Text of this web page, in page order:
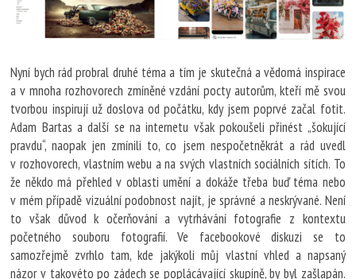
Nyní bych rád probral druhé téma a tím je skutečná a vědomá inspirace
a v mnoha rozhovorech zmíněné vzdání pocty autorům, kteří mě svou
tvorbou inspirují už doslova od počátku, kdy jsem poprvé začal fotit.
Adam Bartas a další se na internetu však pokoušeli přinést „šokující
pravdu“, naopak jen zmínili to, co jsem nespočetněkrát a rád uvedl
v rozhovorech, vlastním webu a na svých vlastních sociálních sítích. To
že někdo má přehled v oblasti umění a dokáže třeba buď téma nebo
v mém případě vizuální podobnost najít, je správné a neskrývané. Není
to však důvod k očerňování a vytrhávání fotografie z kontextu
početného souboru fotografií. Ve facebookové diskuzi se to
samozřejmě zvrhlo tam, kde jakýkoli můj vlastní vhled a napsaný
názor v takovéto po zádech se poplácávající skupině, by byl zašlapán.